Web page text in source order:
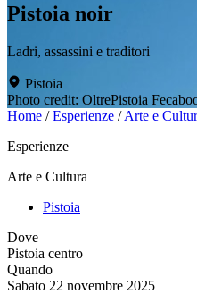
Pistoia noir
Ladri, assassini e traditori
Pistoia
Photo credit: OltrePistoia
Home /Esperienze /Arte e
Esperienze
Arte e Cultura
Pistoia
Dove
Pistoia centro
Quando
Sabato 22 novembre 2025